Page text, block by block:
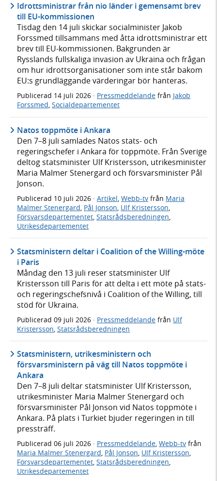
Idrottsministrar från nio länder i gemensamt brev
till EU-kommissionen
Tisdag den 14 juli skickar socialminister Jakob
Forssmed tillsammans med åtta idrottsministrar ett
brev till EU-kommissionen. Bakgrunden är
Rysslands fullskaliga invasion av Ukraina och frågan
om hur idrottsorganisationer som inte står bakom
EU:s grundläggande värderingar bör hanteras.
Publicerad 14 juli 2026 · Pressmeddelande från Jakob
Forssmed, Socialdepartementet
Natos toppmöte i Ankara
Den 7–8 juli samlades Natos stats- och
regeringschefer i Ankara för toppmöte. Från Sverige
deltog statsminister Ulf Kristersson, utrikesminister
Maria Malmer Stenergard och försvarsminister Pål
Jonson.
Publicerad 10 juli 2026 · Artikel, Webb-tv från Maria
Malmer Stenergard, Pål Jonson, Ulf Kristersson,
Försvarsdepartementet, Statsrådsberedningen,
Utrikesdepartementet
Statsministern deltar i Coalition of the Willing-möte
i Paris
Måndag den 13 juli reser statsminister Ulf
Kristersson till Paris för att delta i ett möte på stats-
och regeringschefsnivå i Coalition of the Willing, till
stöd för Ukraina.
Publicerad 09 juli 2026 · Pressmeddelande från Ulf
Kristersson Statsrådsberedningen
Statsministern, utrikesministern och
försvarsministern på väg till Natos toppmöte i
Ankara
Den 7–8 juli deltar statsminister Ulf Kristersson,
utrikesminister Maria Malmer Stenergard och
försvarsminister Pål Jonson vid Natos toppmöte i
Ankara. På plats i Turkiet bjuder regeringen in till
pressträff.
Publicerad 06 juli 2026 · Pressmeddelande, Webb-tv från
Maria Malmer Stenergard, Pål Jonson, Ulf Kristersson,
Försvarsdepartementet, Statsrådsberedningen,
Utrikesdepartementet